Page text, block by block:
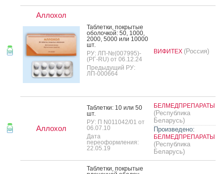
Аллохол
Таб­летки, пок­ры­тые
обо­лоч­кой: 50, 1000,
2000, 5000 или 10000
шт.
РУ: ЛП-№(007995)-
(РГ-RU) от 06.12.24
Предыдущий РУ:
ЛП-000664
ВИФИТЕХ (Россия)
Аллохол
Таб­летки: 10 или 50
шт.
РУ: П N011042/01 от
06.07.10
Дата
переоформления:
22.05.19
БЕЛМЕДПРЕПАРАТЫ
(Республика
Беларусь)
Произведено:
БЕЛМЕДПРЕПАРАТЫ
(Республика
Беларусь)
Таб­летки, пок­ры­тые